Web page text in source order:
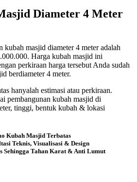
Diameter 4 Meter
kubah masjid diameter 4 meter adalah
Harga kubah masjid ini
perkiraan harga tersebut Anda sudah
berdiameter 4 meter.
hanyalah estimasi atau perkiraan.
pembangunan kubah masjid di
tinggi, bentuk kubah & lokasi
Kubah Masjid Terbatas
Teknis, Visualisasi & Design
Sehingga Tahan Karat & Anti Lumut